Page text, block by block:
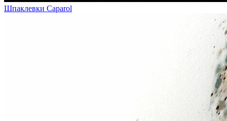
Шпаклевки Caparol